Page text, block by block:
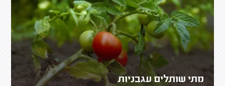
מתי שותלים עגבניות